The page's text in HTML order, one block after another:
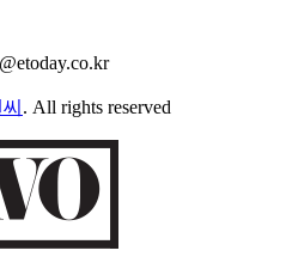
. All rights reserved